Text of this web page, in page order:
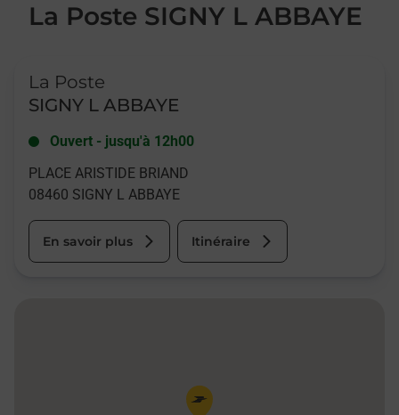
La Poste SIGNY L ABBAYE
La Poste
SIGNY L ABBAYE
Ouvert - jusqu'à 12h00
PLACE ARISTIDE BRIAND
08460 SIGNY L ABBAYE
En savoir plus Itinéraire
Pin de la carte